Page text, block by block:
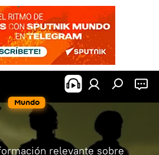
Mundo
relevante sobre